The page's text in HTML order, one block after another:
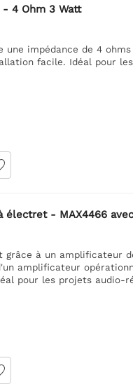
4 Ohm 3 Watt
impédance de 4
facile. Idéal pour
- MAX4466
à un amplificateur
amplificateur
pour les projets audio-